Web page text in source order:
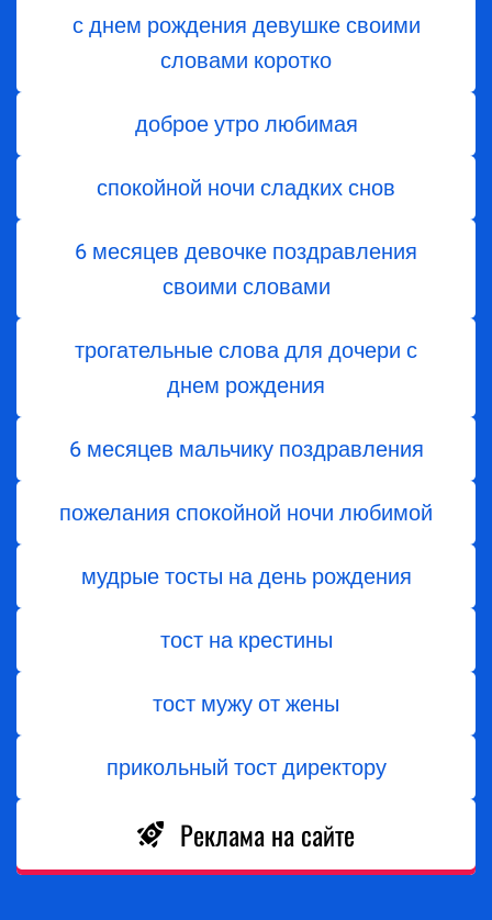
с днем рождения девушке своими
словами коротко
доброе утро любимая
спокойной ночи сладких снов
6 месяцев девочке поздравления
своими словами
трогательные слова для дочери с
днем ​​рождения
6 месяцев мальчику поздравления
пожелания спокойной ночи любимой
мудрые тосты на день рождения
тост на крестины
тост мужу от жены
прикольный тост директору
Реклама на сайте